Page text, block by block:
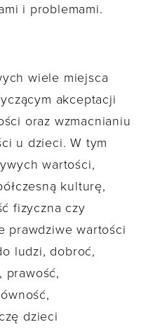
i problemami.
wiele miejsca
akceptacji
oraz wzmacnianiu
u dzieci. W tym
wartości,
kulturę,
fizyczna czy
prawdziwe wartości
ludzi, dobroć,
prawość,
dzieci